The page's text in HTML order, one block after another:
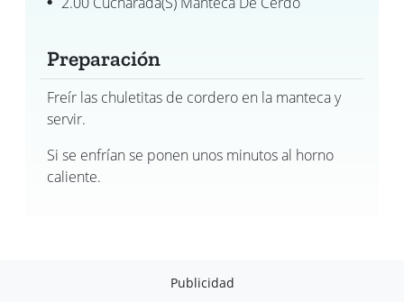
Preparación
Freír las chuletitas de cordero en la manteca y
servir.
Si se enfrían se ponen unos minutos al horno
caliente.
Publicidad